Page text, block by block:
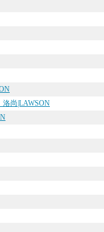
洛尚|LAWSON